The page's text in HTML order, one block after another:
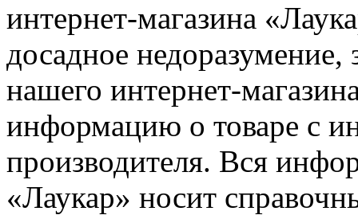
интернет-магазина
досадное недоразумение,
нашего интернет-
информацию о товаре с
производителя. Вся
«Лаукар» носит